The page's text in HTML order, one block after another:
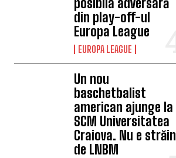
posibila adversară
din play-off-ul
Europa League
EUROPA LEAGUE
Un nou
baschetbalist
american ajunge la
SCM Universitatea
Craiova. Nu e străin
de LNBM